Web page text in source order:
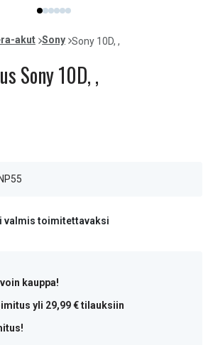
item
0
item
1
item
2
item
3
item
4
item
5
akut Sony Sony 10D, ,
Sony 10D, ,
valmis toimitettavaksi
kauppa!
yli 29,99 € tilauksiin